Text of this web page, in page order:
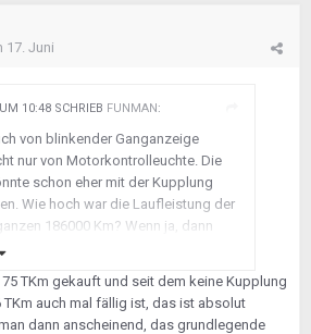
17. Juni
10:48 SCHRIEB FUNMAN :
von blinkender Ganganzeige
nur von Motorkontrolleuchte. Die
schon eher mit der Kupplung
Wie hoch war die Laufleistung der
186000 Km? Wenn ja, dann
ja sowieso nötig.
TKm gekauft und seit dem keine Kupplung
TKm auch mal fällig ist, das ist absolut
dann anscheinend, das grundlegende